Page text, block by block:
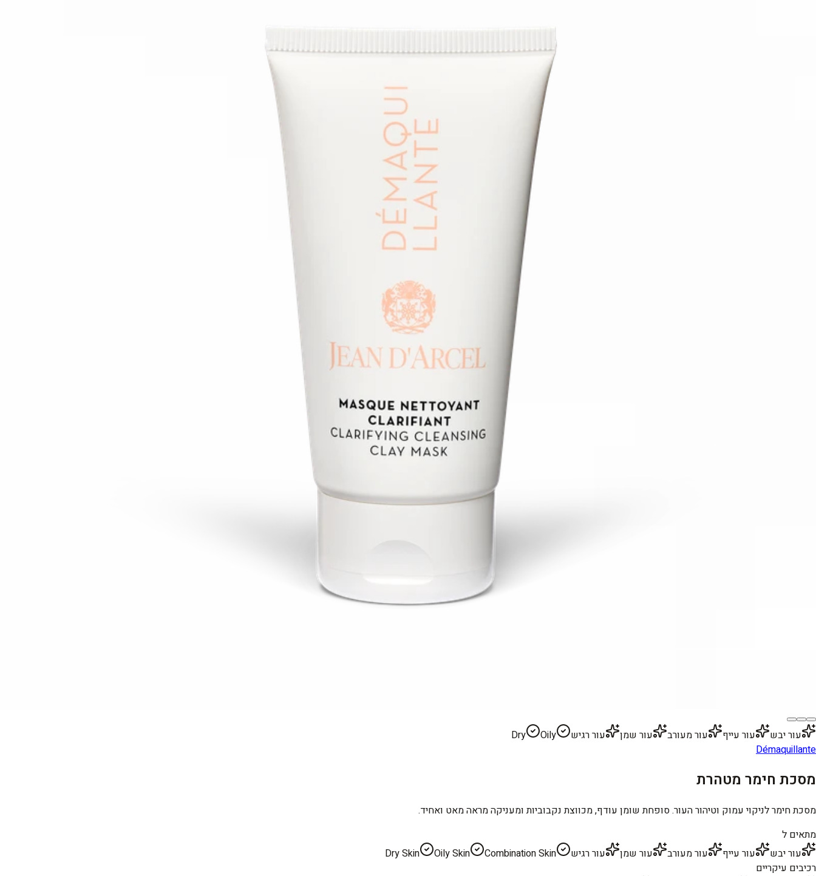
עור יבש עור עייף עור מעורב עור שמן עור רגיש Dry
Oily
Démaquillante
מסכת חימר מטהרת
מסכת חימר לניקוי עמוק וטיהור העור. סופחת שומן עודף, מכווצת נקבוביות ומעניקה מראה מאט ואחיד.
מתאים ל
עור יבש
עור עייף עור מעורב עור שמן עור רגיש Dry Skin Oily Skin
Combination Skin
רכיבים עיקריים